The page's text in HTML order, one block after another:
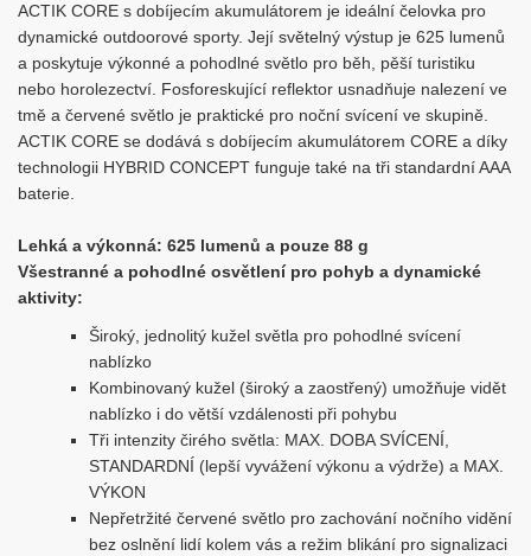
ACTIK CORE s dobíjecím akumulátorem je ideální čelovka pro
dynamické outdoorové sporty. Její světelný výstup je 625 lumenů
a poskytuje výkonné a pohodlné světlo pro běh, pěší turistiku
nebo horolezectví. Fosforeskující reflektor usnadňuje nalezení ve
tmě a červené světlo je praktické pro noční svícení ve skupině.
ACTIK CORE se dodává s dobíjecím akumulátorem CORE a díky
technologii HYBRID CONCEPT funguje také na tři standardní AAA
baterie.
Lehká a výkonná: 625 lumenů a pouze 88 g
Všestranné a pohodlné osvětlení pro pohyb a dynamické
aktivity:
Široký, jednolitý kužel světla pro pohodlné svícení
nablízko
Kombinovaný kužel (široký a zaostřený) umožňuje vidět
nablízko i do větší vzdálenosti při pohybu
Tři intenzity čirého světla: MAX. DOBA SVÍCENÍ,
STANDARDNÍ (lepší vyvážení výkonu a výdrže) a MAX.
VÝKON
Nepřetržité červené světlo pro zachování nočního vidění
bez oslnění lidí kolem vás a režim blikání pro signalizaci